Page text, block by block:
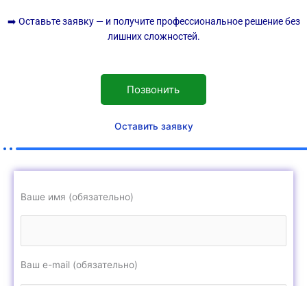
➡️ Оставьте заявку — и получите профессиональное решение без
лишних сложностей.
Позвонить
Оставить заявку
Ваше имя (обязательно)
Ваш e-mail (обязательно)